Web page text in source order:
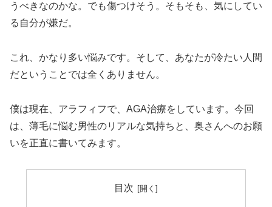
うべきなのかな。でも傷つけそう。そもそも、気にしてい
る自分が嫌だ。
これ、かなり多い悩みです。そして、あなたが冷たい人間
だということでは全くありません。
僕は現在、アラフィフで、AGA治療をしています。今回
は、薄毛に悩む男性のリアルな気持ちと、奥さんへのお願
いを正直に書いてみます。
目次